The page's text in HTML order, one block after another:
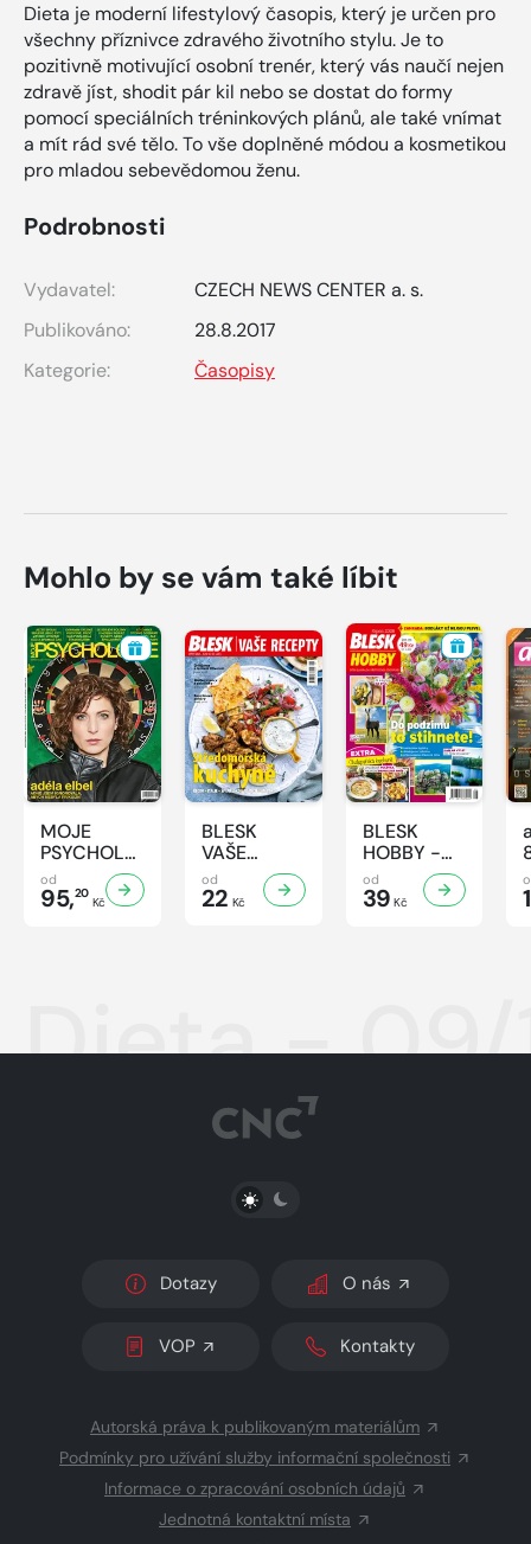
Dieta je moderní lifestylový časopis, který je určen pro
všechny příznivce zdravého životního stylu. Je to
pozitivně motivující osobní trenér, který vás naučí nejen
zdravě jíst, shodit pár kil nebo se dostat do formy
pomocí speciálních tréninkových plánů, ale také vnímat
a mít rád své tělo. To vše doplněné módou a kosmetikou
pro mladou sebevědomou ženu.
Podrobnosti
Vydavatel:
CZECH NEWS CENTER a. s.
Publikováno:
28.8.2017
Kategorie:
Časopisy
Mohlo by se vám také líbit
MOJE
PSYCHOLOGIE
- 8/2026
od
95,20
Kč
BLESK
VAŠE
RECEPTY -
8/2026
od
22 Kč
BLESK
HOBBY -
8/2026
od
39 Kč
Dieta - 09/
PŘEPNOUT SVĚTLÝ/TMAVÝ REŽIM
Dotazy O nás
VOP Kontakty
Autorská práva k publikovaným materiálům
Podmínky pro užívání služby informační společnosti
Informace o zpracování osobních údajů
Jednotná kontaktní místa